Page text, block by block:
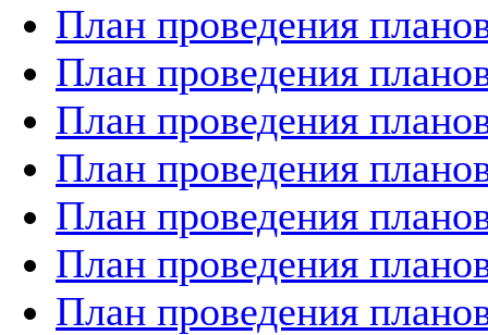
План проведения
План проведения
План проведения
План проведения
План проведения
План проведения
План проведения